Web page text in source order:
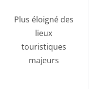
Plus éloigné des
lieux
touristiques
majeurs